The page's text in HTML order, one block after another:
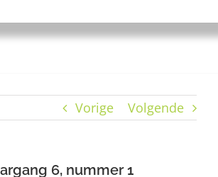
Vorige Volgende
6, nummer 1